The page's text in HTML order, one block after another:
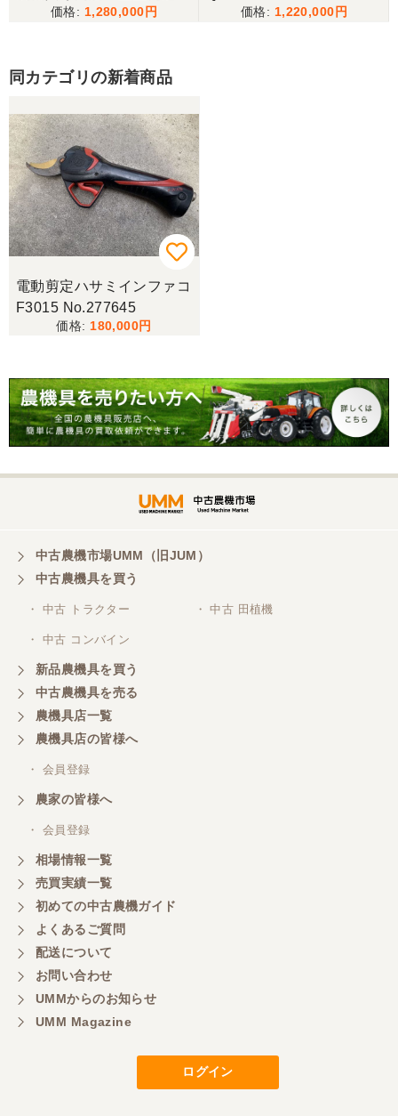
うございました。
山梨県／じん
整備された中古のバインダーを探していて、金額も
だいたい予算内だったのですぐに決めました！ それ
から陸送が可能という所も大きな決め手で、良い買
い物が出来たと非常に満足しております。
この度は、迅速な対応ありがとうございました。た
だ、メールに記載の配達の受け取りについてタイム
ラグがあり少しとまどいましたので、星をひとつの
山梨県／
迅速丁寧にご対応くださいました。この度はありが
です。
山梨県／井上農場
このたびはお取引ありがとうございました。 梱包も
山梨県／
商談成立の連絡をいたいておりません。
山梨県／中川
このたびは、ありがとうございました。
山梨県／好ちゃん
大変いい商品で草刈り作業で活躍しています
備済み
1,280,000 1,220,000
同カテゴリの新着商品
電動剪定ハサミインファコ
F3015 No.277645
180,000
中古農機市場UMM（旧JUM）
中古農機具を買う
・ 中古 トラクター ・ 中古 田植機
・ 中古 コンバイン
新品農機具を買う
中古農機具を売る
農機具店一覧
農機具店の皆様へ
・ 会員登録
農家の皆様へ
・ 会員登録
相場情報一覧
売買実績一覧
初めての中古農機ガイド
よくあるご質問
配送について
お問い合わせ
UMMからのお知らせ
UMM Magazine
ログイン